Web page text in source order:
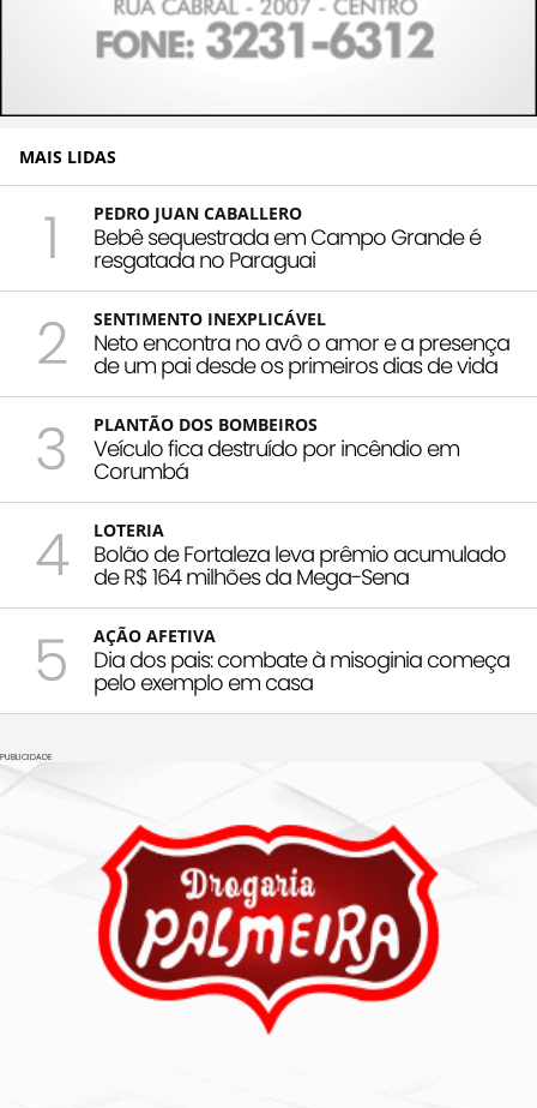
MAIS LIDAS
1 PEDRO JUAN CABALLERO
Bebê sequestrada em Campo Grande é
resgatada no Paraguai
2 SENTIMENTO INEXPLICÁVEL
Neto encontra no avô o amor e a presença
de um pai desde os primeiros dias de vida
3 PLANTÃO DOS BOMBEIROS
Veículo fica destruído por incêndio em
Corumbá
4 LOTERIA
Bolão de Fortaleza leva prêmio acumulado
de R$ 164 milhões da Mega-Sena
5 AÇÃO AFETIVA
Dia dos pais: combate à misoginia começa
pelo exemplo em casa
PUBLICIDADE